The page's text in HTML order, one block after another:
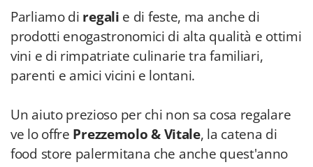
Parliamo di regali e di feste, ma anche di
prodotti enogastronomici di alta qualità e ottimi
vini e di rimpatriate culinarie tra familiari,
parenti e amici vicini e lontani.
Un aiuto prezioso per chi non sa cosa regalare
ve lo offre Prezzemolo & Vitale, la catena di
food store palermitana che anche quest'anno